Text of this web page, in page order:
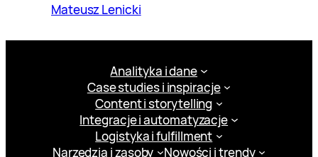
Mateusz Lenicki
Analityka i dane
Case studies i inspiracje
Content i storytelling
Integracje i automatyzacje
Logistyka i fulfillment
Narzędzia i zasoby
Nowości i trendy